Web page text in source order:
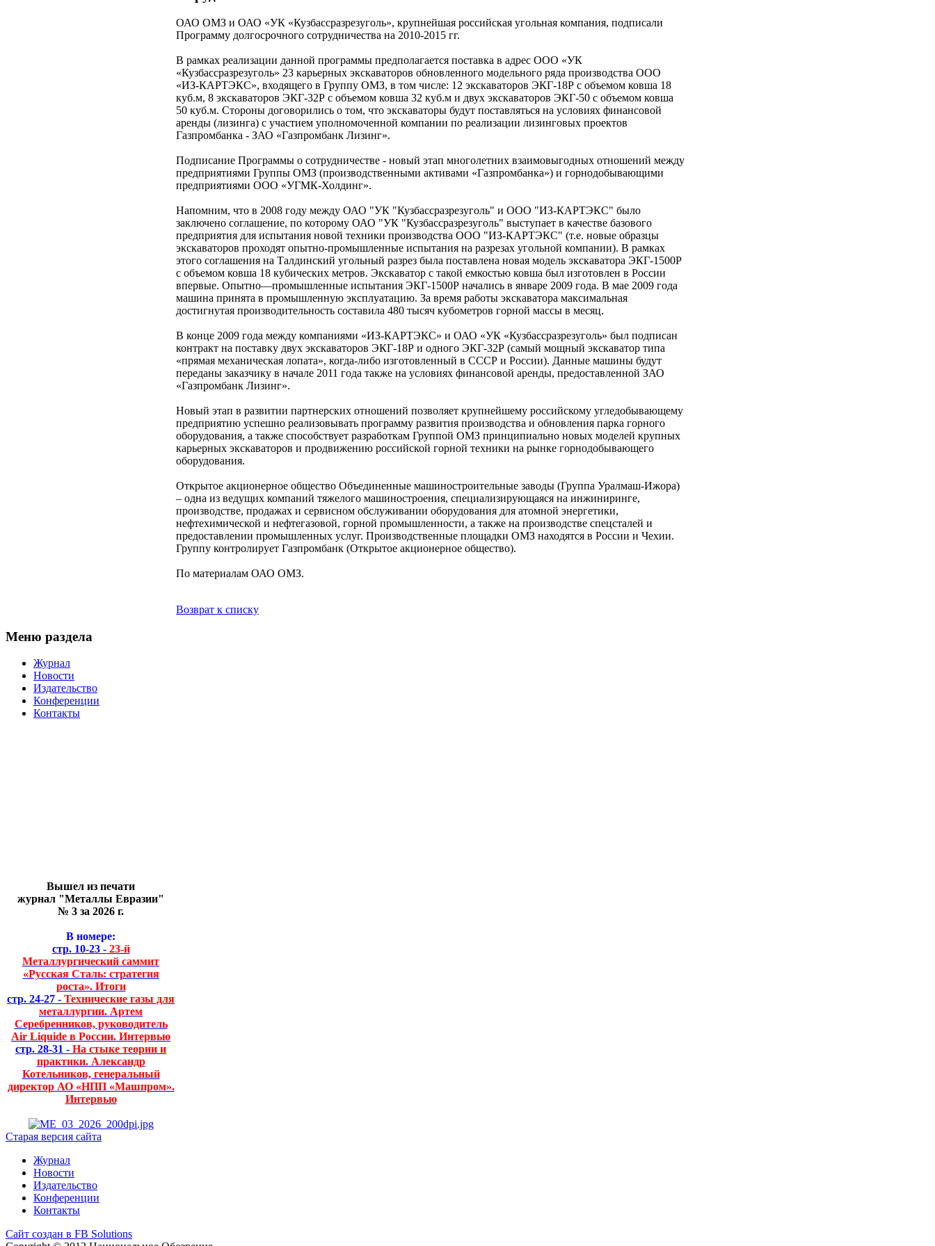
ОАО ОМЗ и ОАО «УК «Кузбассразрезуголь», крупнейшая российская угольная компания, подписали
Программу долгосрочного сотрудничества на 2010-2015 гг.
В рамках реализации данной программы предполагается поставка в адрес ООО «УК
«Кузбассразрезуголь» 23 карьерных экскаваторов обновленного модельного ряда производства ООО
«ИЗ-КАРТЭКС», входящего в Группу ОМЗ, в том числе: 12 экскаваторов ЭКГ-18Р с объемом ковша 18
куб.м, 8 экскаваторов ЭКГ-32Р с объемом ковша 32 куб.м и двух экскаваторов ЭКГ-50 с объемом ковша
50 куб.м. Стороны договорились о том, что экскаваторы будут поставляться на условиях финансовой
аренды (лизинга) с участием уполномоченной компании по реализации лизинговых проектов
Газпромбанка - ЗАО «Газпромбанк Лизинг».
Подписание Программы о сотрудничестве - новый этап многолетних взаимовыгодных отношений между
предприятиями Группы ОМЗ (производственными активами «Газпромбанка») и горнодобывающими
предприятиями ООО «УГМК-Холдинг».
Напомним, что в 2008 году между ОАО "УК "Кузбассразрезуголь" и ООО "ИЗ-КАРТЭКС" было
заключено соглашение, по которому ОАО "УК "Кузбассразрезуголь" выступает в качестве базового
предприятия для испытания новой техники производства ООО "ИЗ-КАРТЭКС" (т.е. новые образцы
экскаваторов проходят опытно-промышленные испытания на разрезах угольной компании). В рамках
этого соглашения на Талдинский угольный разрез была поставлена новая модель экскаватора ЭКГ-1500Р
с объемом ковша 18 кубических метров. Экскаватор с такой емкостью ковша был изготовлен в России
впервые. Опытно—промышленные испытания ЭКГ-1500Р начались в январе 2009 года. В мае 2009 года
машина принята в промышленную эксплуатацию. За время работы экскаватора максимальная
достигнутая производительность составила 480 тысяч кубометров горной массы в месяц.
В конце 2009 года между компаниями «ИЗ-КАРТЭКС» и ОАО «УК «Кузбассразрезуголь» был подписан
контракт на поставку двух экскаваторов ЭКГ-18Р и одного ЭКГ-32Р (самый мощный экскаватор типа
«прямая механическая лопата», когда-либо изготовленный в СССР и России). Данные машины будут
переданы заказчику в начале 2011 года также на условиях финансовой аренды, предоставленной ЗАО
«Газпромбанк Лизинг».
Новый этап в развитии партнерских отношений позволяет крупнейшему российскому угледобывающему
предприятию успешно реализовывать программу развития производства и обновления парка горного
оборудования, а также способствует разработкам Группой ОМЗ принципиально новых моделей крупных
карьерных экскаваторов и продвижению российской горной техники на рынке горнодобывающего
оборудования.
Открытое акционерное общество Объединенные машиностроительные заводы (Группа Уралмаш-Ижора)
– одна из ведущих компаний тяжелого машиностроения, специализирующаяся на инжиниринге,
производстве, продажах и сервисном обслуживании оборудования для атомной энергетики,
нефтехимической и нефтегазовой, горной промышленности, а также на производстве спецсталей и
предоставлении промышленных услуг. Производственные площадки ОМЗ находятся в России и Чехии.
Группу контролирует Газпромбанк (Открытое акционерное общество).
По материалам ОАО ОМЗ.
Возврат к списку
Меню раздела
Журнал
Новости
Издательство
Конференции
Контакты
Вышел из печати
журнал "Металлы Евразии"
№ 3 за 2026 г.
В номере:
стр. 10-23 -23-й
Металлургический саммит
«Русская Сталь: стратегия
роста». Итоги
стр. 24-27 - Технические газы для
металлургии. Артем
Серебренников, руководитель
Air Liquide в России. Интервью
стр. 28-31 - На стыке теории и
практики. Александр
Котельников, генеральный
директор АО «НПП «Машпром».
Интервью
Старая версия сайта
Журнал
Новости
Издательство
Конференции
Контакты
Сайт создан в FB Solutions